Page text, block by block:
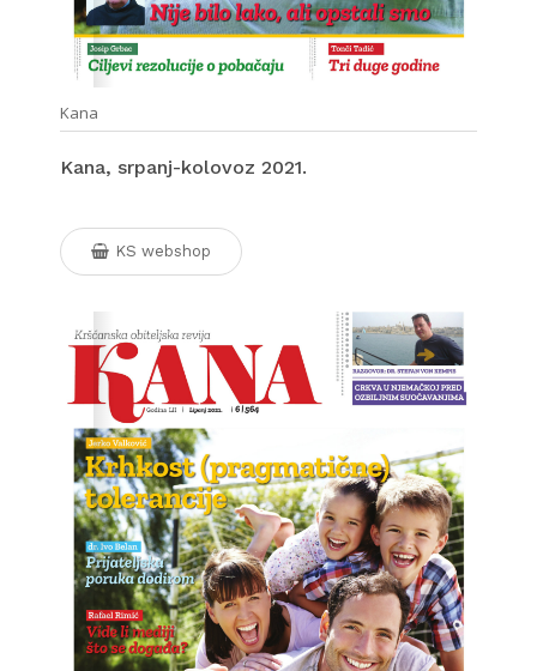
Kana
Kana, srpanj-kolovoz 2021.
KS webshop